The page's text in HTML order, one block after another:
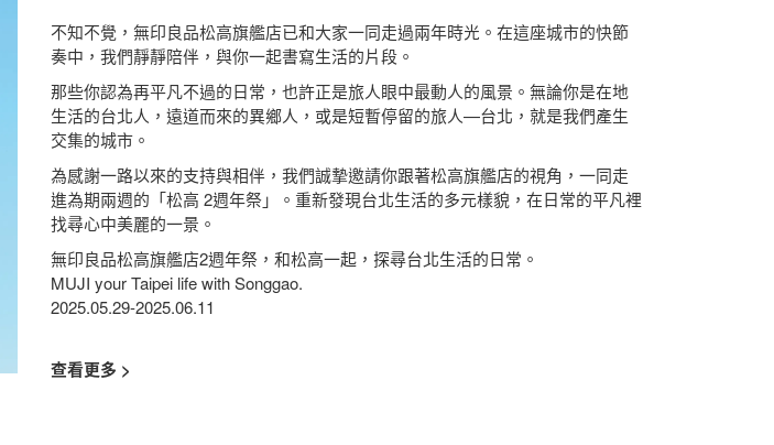
不知不覺，無印良品松高旗艦店已和大家一同走過兩年時光。在這座城市的快節
奏中，我們靜靜陪伴，與你一起書寫生活的片段。
那些你認為再平凡不過的日常，也許正是旅人眼中最動人的風景。無論你是在地
生活的台北人，遠道而來的異鄉人，或是短暫停留的旅人—台北，就是我們產生
交集的城市。
為感謝一路以來的支持與相伴，我們誠摯邀請你跟著松高旗艦店的視角，一同走
進為期兩週的「松高 2週年祭」。重新發現台北生活的多元樣貌，在日常的平凡裡
找尋心中美麗的一景。
無印良品松高旗艦店2週年祭，和松高一起，探尋台北生活的日常。
MUJI your Taipei life with Songgao.
2025.05.29-2025.06.11
查看更多 >